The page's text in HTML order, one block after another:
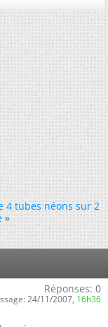
4 tubes néons sur 2
»
Réponses: 0
24/11/2007, 16h36